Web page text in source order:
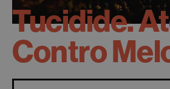
Tucidide.
Contro